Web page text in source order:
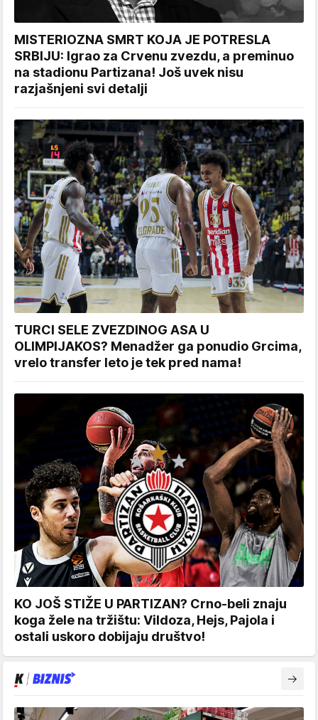
MISTERIOZNA SMRT KOJA JE POTRESLA
SRBIJU: Igrao za Crvenu zvezdu, a preminuo
na stadionu Partizana! Još uvek nisu
razjašnjeni svi detalji
TURCI SELE ZVEZDINOG ASA U
OLIMPIJAKOS? Menadžer ga ponudio Grcima,
vrelo transfer leto je tek pred nama!
KO JOŠ STIŽE U PARTIZAN? Crno-beli znaju
koga žele na tržištu: Vildoza, Hejs, Pajola i
ostali uskoro dobijaju društvo!